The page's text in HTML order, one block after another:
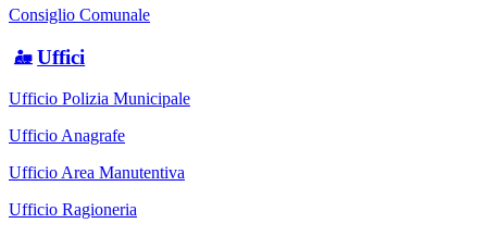
Consiglio Comunale
Uffici
Ufficio Polizia Municipale
Ufficio Anagrafe
Ufficio Area Manutentiva
Ufficio Ragioneria